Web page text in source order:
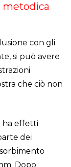
metodica
con gli
si può avere
che ciò non
ha effetti
dei
Dopo